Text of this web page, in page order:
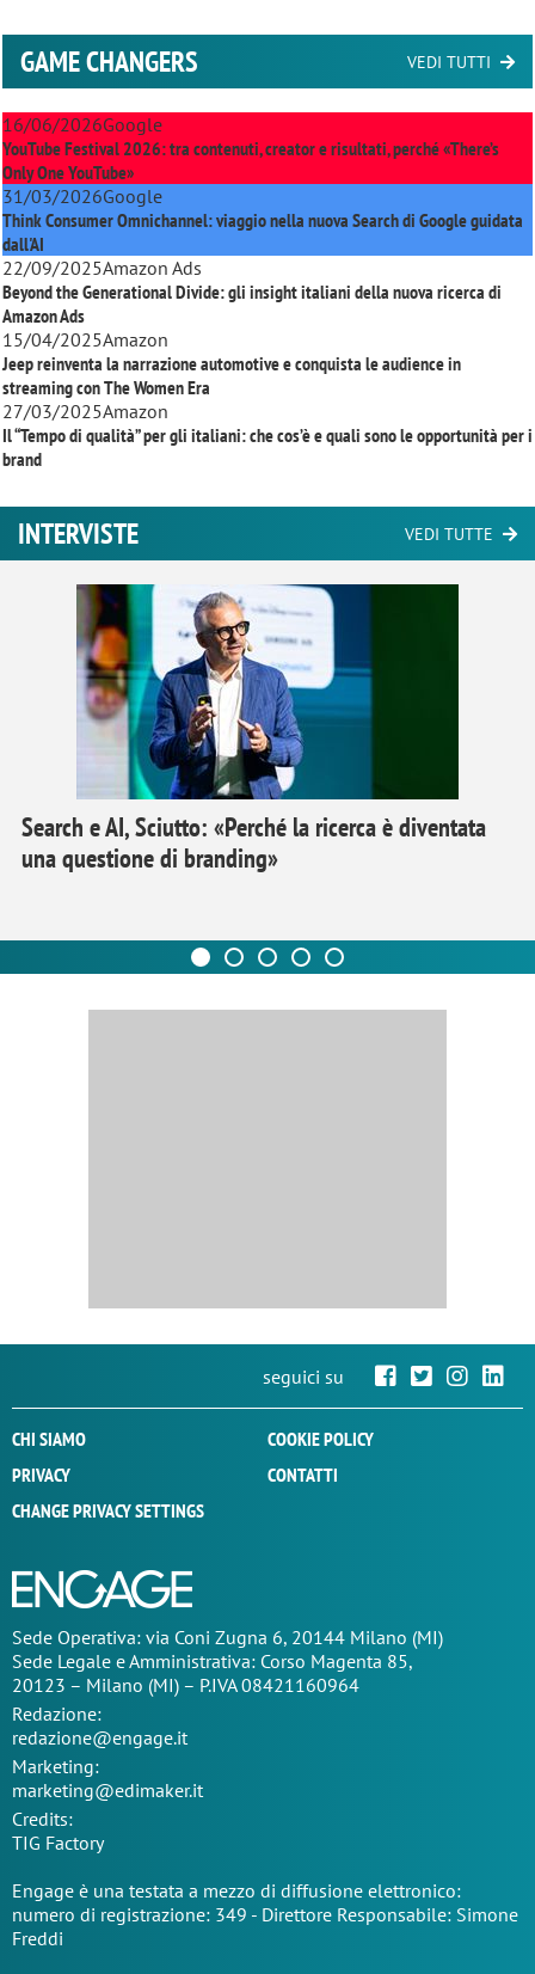
GAME CHANGERS VEDI TUTTI
16/06/2026Google
YouTube Festival 2026: tra contenuti, creator e risultati, perché «There’s
Only One YouTube»
31/03/2026Google
Think Consumer Omnichannel: viaggio nella nuova Search di Google guidata
dall'AI
22/09/2025Amazon Ads
Beyond the Generational Divide: gli insight italiani della nuova ricerca di
Amazon Ads
15/04/2025Amazon
Jeep reinventa la narrazione automotive e conquista le audience in
streaming conThe Women Era
27/03/2025Amazon
Il “Tempo di qualità” per gli italiani: che cos’è e quali sono le opportunità per i
brand
INTERVISTE VEDI TUTTE
Search e AI, Sciutto: «Perché la ricerca è diventata
una questione di branding»
seguici su
CHI SIAMO
COOKIE POLICY
PRIVACY
CONTATTI
CHANGE PRIVACY SETTINGS
Sede Operativa: via Coni Zugna 6, 20144 Milano (MI)
Sede Legale e Amministrativa: Corso Magenta 85,
20123 – Milano (MI) – P.IVA 08421160964
Redazione:
redazione@engage.it
Marketing:
marketing@edimaker.it
Credits:
TIG Factory
Engage è una testata a mezzo di diffusione elettronico:
numero di registrazione: 349 - Direttore Responsabile: Simone
Freddi